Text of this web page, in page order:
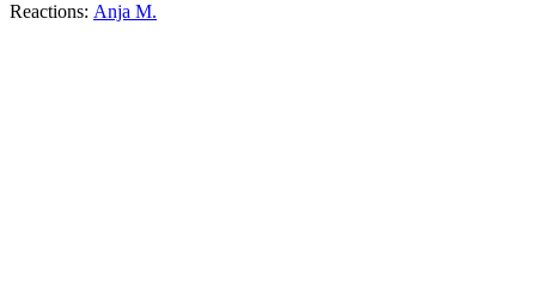
Reactions: Anja M.